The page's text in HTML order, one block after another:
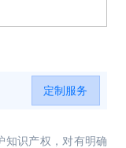
定制服务
知识产权，对有明确